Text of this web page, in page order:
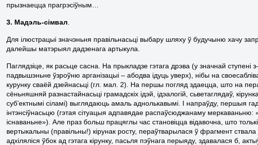
прызнаецца прагрэсіўным…
3. Мадэль-сімвал
Для ілюстрацыі значэньня правільнасьці выбару шляху ў будучыню хачу
далейшы матэрыял дадзенага артыкула.
Паглядзіце, як расьце сасна. На прыкладзе гэтага дрэва (у значнай ступені з-
падвышэньне ўзроўню арганізацыі – абодва ідуць уверх), нібы на
курунку сваёй дзейнасьці (гл. мал. 2). На першы погляд здаецца, што на
сёньняшняй разнастайнасьці грамадскіх ідэй, ідэалогій, сьветаглядаў,
суб’ектнымі сіламі) выглядаюць амаль аднолькавымі. І напраўду, першыя
інтэнсіўнасьцю (гэтая сітуацыя адпавядае распаўсюджанаму меркаваньню:
існаваньне»). Але праз больш працяглы час становіцца відавочна, што
вертыкальны (правільны!) кірунак росту, пераўтварылася ў фрагмент ствала
адхіляліся ўбок ад гэтага кірунку, пасьля пэўнага перыяду, здавалася б,